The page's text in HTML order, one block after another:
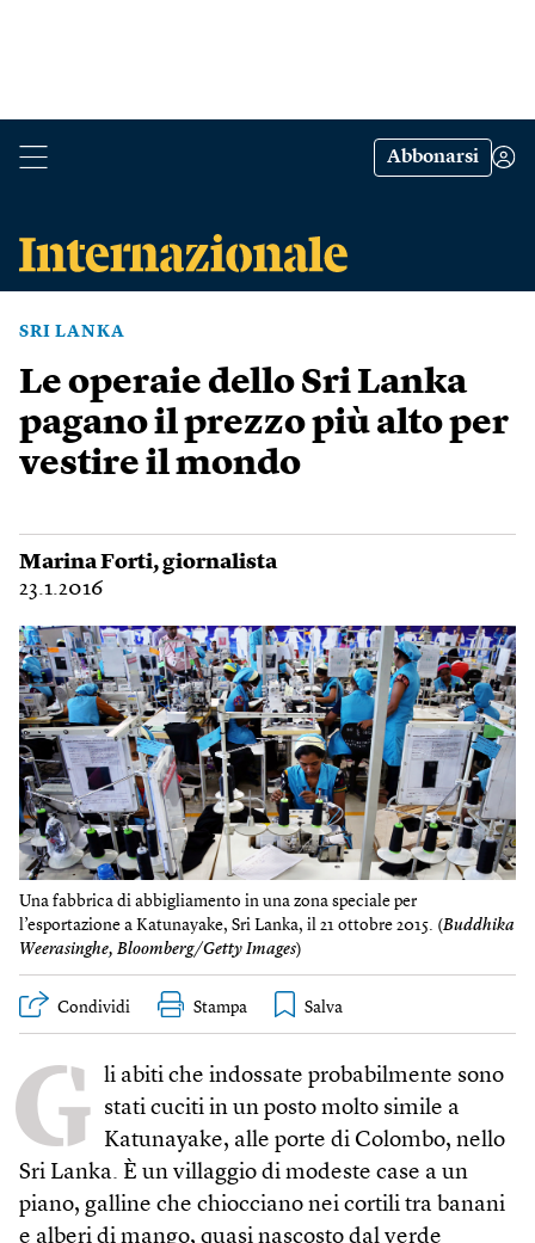
Abbonarsi
SRI LANKA
Le operaie dello Sri Lanka
pagano il prezzo più alto per
vestire il mondo
Marina Forti, giornalista
23.1.2016
Una fabbrica di abbigliamento in una zona speciale per
l’esportazione a Katunayake, Sri Lanka, il 21 ottobre 2015. (Buddhika
Weerasinghe, Bloomberg/Getty Images)
Condividi Stampa
G li abiti che indossate probabilmente sono
stati cuciti in un posto molto simile a
Katunayake, alle porte di Colombo, nello
Sri Lanka. È un villaggio di modeste case a un
piano, galline che chiocciano nei cortili tra banani
e alberi di mango, quasi nascosto dal verde